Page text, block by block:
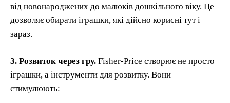
від новонароджених до малюків дошкільного віку. Це
дозволяє обирати іграшки, які дійсно корисні тут і
зараз.
3. Розвиток через гру. Fisher-Price створює не просто
іграшки, а інструменти для розвитку. Вони
стимулюють: